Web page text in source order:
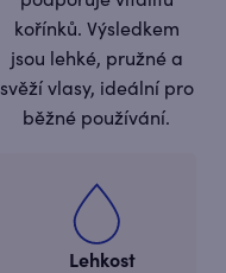
Lehkost
kořínků. Výsledkem
jsou lehké, pružné a
svěží vlasy, ideální pro
běžné používání.